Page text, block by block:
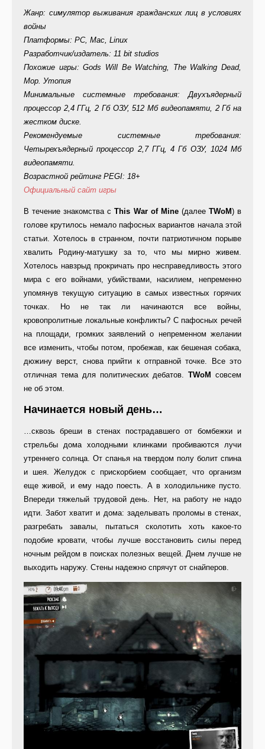
Жанр: симулятор выживания гражданских лиц в условиях
войны
Платформы: PC, Mac, Linux
Разработчик/издатель: 11 bit studios
Похожие игры: Gods Will Be Watching, The Walking Dead,
Мор. Утопия
Минимальные системные требования: Двухъядерный
процессор 2,4 ГГц, 2 Гб ОЗУ, 512 Мб видеопамяти, 2 Гб на
жестком диске.
Рекомендуемые системные требования:
Четырехъядерный процессор 2,7 ГГц, 4 Гб ОЗУ, 1024 Мб
видеопамяти.
Возрастной рейтинг PEGI: 18+
Официальный сайт игры
В течение знакомства сThis War of Mine(далее TWoM) в
голове крутилось немало пафосных вариантов начала этой
статьи. Хотелось в странном, почти патриотичном порыве
хвалить Родину-матушку за то, что мы мирно живем.
Хотелось навзрыд прокричать про несправедливость этого
мира с его войнами, убийствами, насилием, непременно
упомянув текущую ситуацию в самых известных горячих
точках. Но не так ли начинаются все войны,
кровопролитные локальные конфликты? С пафосных речей
на площади, громких заявлений о непременном желании
все изменить, чтобы потом, пробежав, как бешеная собака,
дюжину верст, снова прийти к отправной точке. Все это
отличная тема для политических дебатов.TWoMсовсем
не об этом.
Начинается новый день…
…сквозь бреши в стенах пострадавшего от бомбежки и
стрельбы дома холодными клинками пробиваются лучи
утреннего солнца. От спанья на твердом полу болит спина
и шея. Желудок с прискорбием сообщает, что организм
еще живой, и ему надо поесть. А в холодильнике пусто.
Впереди тяжелый трудовой день. Нет, на работу не надо
идти. Забот хватит и дома: заделывать проломы в стенах,
разгребать завалы, пытаться сколотить хоть какое-то
подобие кровати, чтобы лучше восстановить силы перед
ночным рейдом в поисках полезных вещей. Днем лучше не
выходить наружу. Стены надежно спрячут от снайперов.